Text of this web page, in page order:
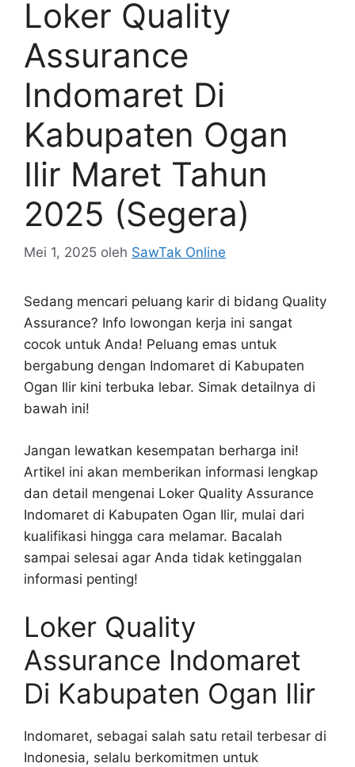
Loker Quality
Assurance
Indomaret Di
Kabupaten Ogan
Ilir Maret Tahun
2025 (Segera)
Mei 1, 2025 oleh SawTak Online
Sedang mencari peluang karir di bidang Quality
Assurance? Info lowongan kerja ini sangat
cocok untuk Anda! Peluang emas untuk
bergabung dengan Indomaret di Kabupaten
Ogan Ilir kini terbuka lebar. Simak detailnya di
bawah ini!
Jangan lewatkan kesempatan berharga ini!
Artikel ini akan memberikan informasi lengkap
dan detail mengenai Loker Quality Assurance
Indomaret di Kabupaten Ogan Ilir, mulai dari
kualifikasi hingga cara melamar. Bacalah
sampai selesai agar Anda tidak ketinggalan
informasi penting!
Loker Quality
Assurance Indomaret
Di Kabupaten Ogan Ilir
Indomaret, sebagai salah satu retail terbesar di
Indonesia, selalu berkomitmen untuk